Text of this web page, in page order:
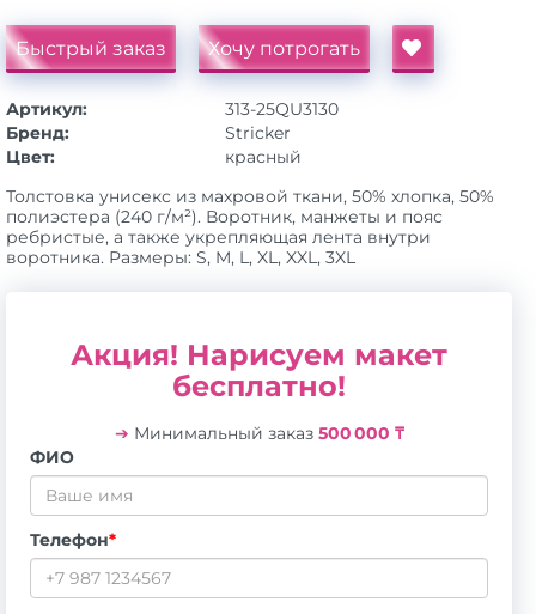
Быстрый заказ Хочу потрогать
Артикул:
313-25QU3130
Бренд:
Stricker
Цвет:
красный
Толстовка унисекс из махровой ткани, 50% хлопка, 50%
полиэстера (240 г/м²). Воротник, манжеты и пояс
ребристые, а также укрепляющая лента внутри
воротника. Размеры: S, M, L, XL, XXL, 3XL
Акция! Нарисуем макет
бесплатно!
➔ Минимальный заказ 500 000 ₸
ФИО
Телефон*